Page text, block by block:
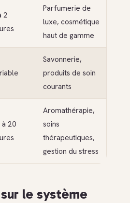
2
Parfumerie de
luxe, cosmétique
haut de gamme
Savonnerie,
produits de soin
courants
à 20
Aromathérapie,
soins
thérapeutiques,
gestion du stress
le système